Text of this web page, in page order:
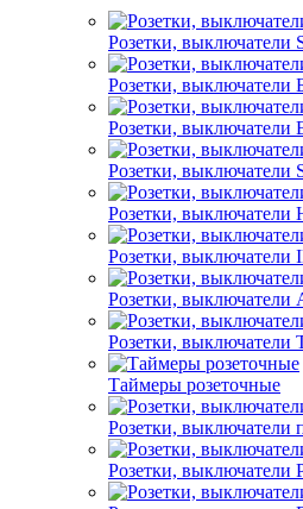
Розетки, выключатели
Розетки, выключатели
Розетки, выключатели
Розетки, выключатели
Розетки, выключатели
Розетки, выключатели
Розетки, выключатели
Розетки, выключатели
Таймеры розеточные
Розетки, выключатели
Розетки,